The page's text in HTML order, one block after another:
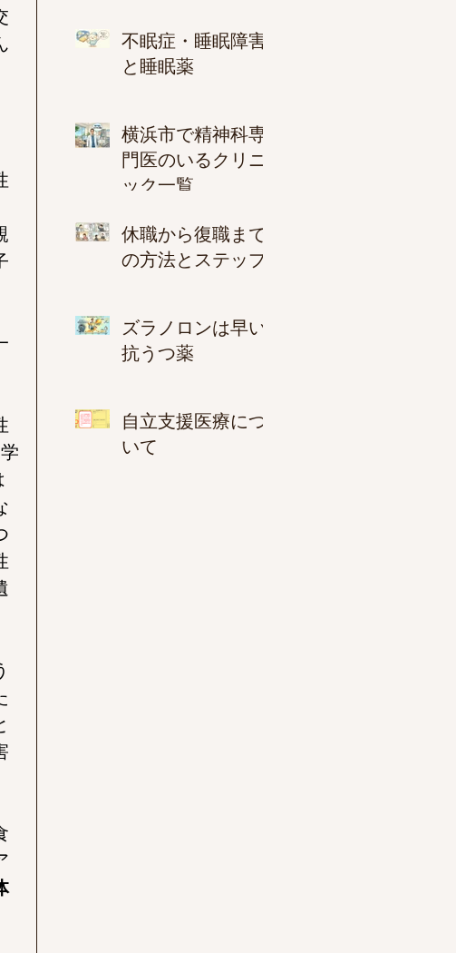
不眠症・睡眠障害
と睡眠薬
横浜市で精神科専
門医のいるクリニ
ック一覧
休職から復職まで
の方法とステップ
ズラノロンは早い
抗うつ薬
自立支援医療につ
いて